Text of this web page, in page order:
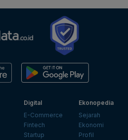
Digital
E-Commerce
Fintech
Startup
Ekonopedia
Sejarah
Ekonomi
Profil